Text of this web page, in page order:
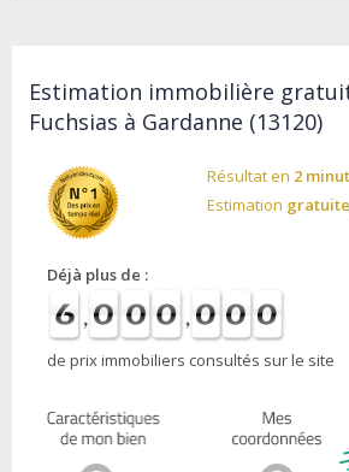
Estimation immobilière
Fuchsias à Gardanne (13120)
Résultat en 2
Estimation gratuite
Déjà plus de :
de prix immobiliers consultés sur le site